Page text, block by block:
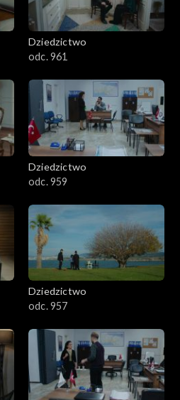
Dziedzictwo
odc. 961
Dziedzictwo
odc. 959
Dziedzictwo
odc. 957